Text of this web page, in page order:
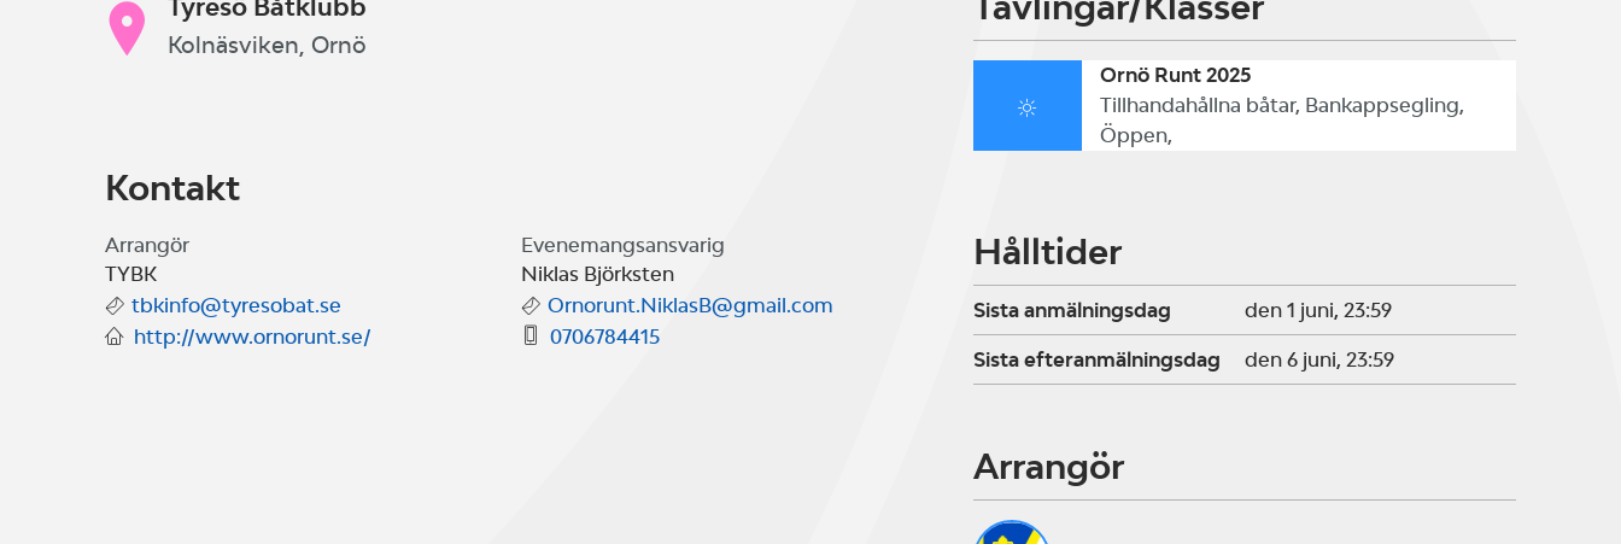
Tyresö Båtklubb
Kolnäsviken, Ornö
Kontakt
Arrangör
TYBK
tbkinfo@tyresobat.se
http://www.ornorunt.se/
Evenemangsansvarig
Niklas Björksten
Ornorunt.NiklasB@gmail.com
0706784415
Ornö Runt 2025
Tillhandahållna båtar, Bankappsegling,
Öppen,
Hålltider
Sista anmälningsdag den 1 juni, 23:59
Sista efteranmälningsdag den 6 juni, 23:59
Arrangör